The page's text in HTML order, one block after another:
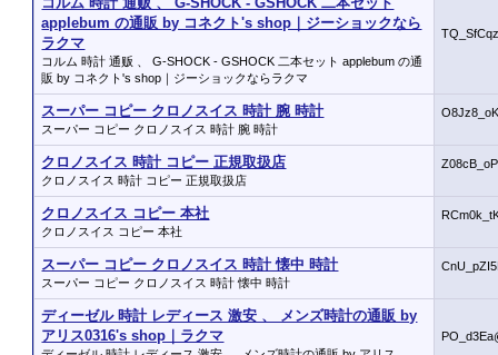
applebum の通販 by コネクト's shop｜ジーショックなら
ラクマ
コルム 時計 通贩 、 G-SHOCK - GSHOCK 二本セット applebum の通
販 by コネクト's shop｜ジーショックならラクマ
スーパー コピー クロノスイス 時計 腕 時計
スーパー コピー クロノスイス 時計 腕 時計
クロノスイス 時計 コピー 正規取扱店
クロノスイス 時計 コピー 正規取扱店
クロノスイス コピー 本社
クロノスイス コピー 本社
スーパー コピー クロノスイス 時計 懐中 時計
スーパー コピー クロノスイス 時計 懐中 時計
ディーゼル 時計 レディース 激安 、 メンズ時計の通販 by
アリス0316's shop｜ラクマ